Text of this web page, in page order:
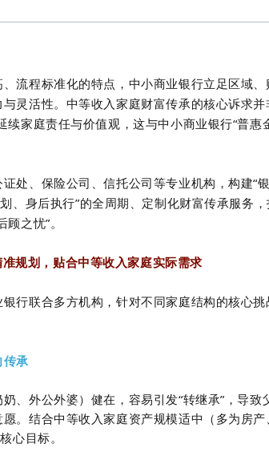
流程标准化的特点，中小商业银行立足区域、
灵活性。中等收入家庭财富传承的核心诉求并
续家庭责任与价值观，这与中小商业银行“普惠
处、保险公司、信托公司等专业机构，构建“
、身后执行”的全周期、定制化财富传承服务
顾之忧”。
规划，贴合中等收入家庭实际需求
行联合多方机构，针对不同家庭结构的核心
传承
、外公外婆）健在，容易引发“转继承”，导致
。结合中等收入家庭资产规模适中（多为房
心目标。